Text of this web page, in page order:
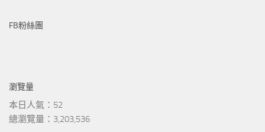
FB粉絲團
瀏覽量
本日人氣：52
總瀏覽量：3,203,536